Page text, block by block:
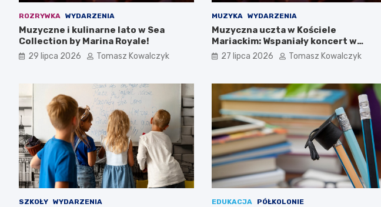
ROZRYWKA WYDARZENIA
Muzyczne i kulinarne lato w Sea
Collection by Marina Royale!
29 lipca 2026 Tomasz Kowalczyk
MUZYKA WYDARZENIA
Muzyczna uczta w Kościele
Mariackim: Wspaniały koncert w
Darłowie
27 lipca 2026 Tomasz Kowalczyk
SZKOŁY WYDARZENIA EDUKACJA PÓŁKOLONIE